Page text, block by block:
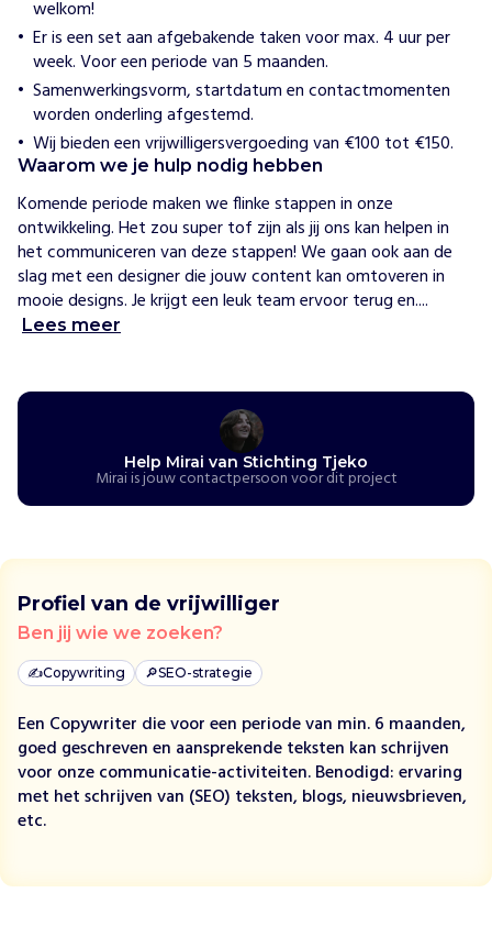
i
s
e
e
r
t
s
p
e
e
l
s
e
s
o
r
m
m
a
'
i
n
U
g
a
d
welkom!
Er is een set aan afgebakende taken voor max. 4 uur per
week. Voor een periode van 5 maanden.
Samenwerkingsvorm, startdatum en contactmomenten
worden onderling afgestemd.
Wij bieden een vrijwilligersvergoeding van €100 tot €150.
Waarom we je hulp nodig hebben
Komende periode maken we flinke stappen in onze
ontwikkeling. Het zou super tof zijn als jij ons kan helpen in
het communiceren van deze stappen! We gaan ook aan de
slag met een designer die jouw content kan omtoveren in
mooie designs. Je krijgt een leuk team ervoor terug en....
Lees meer
Help Mirai van Stichting Tjeko
Mirai is jouw contactpersoon voor dit project
Profiel van de vrijwilliger
Ben jij wie we zoeken?
✍️Copywriting 🔎SEO-strategie
Een Copywriter die voor een periode van min. 6 maanden,
goed geschreven en aansprekende teksten kan schrijven
voor onze communicatie-activiteiten. Benodigd: ervaring
met het schrijven van (SEO) teksten, blogs, nieuwsbrieven,
etc.